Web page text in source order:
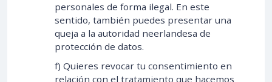
personales de forma ilegal. En este
sentido, también puedes presentar una
queja a la autoridad neerlandesa de
protección de datos.
f) Quieres revocar tu consentimiento en
relación con el tratamiento que hacemos